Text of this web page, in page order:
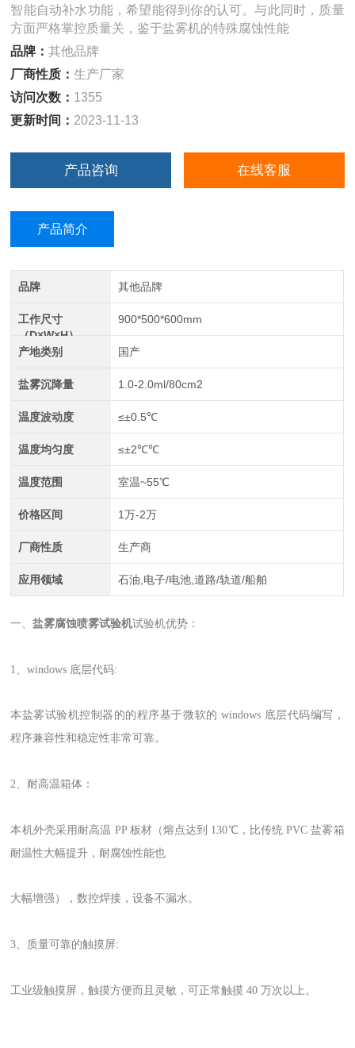
智能自动补水功能，希望能得到你的认可。与此同时，质量
方面严格掌控质量关，鉴于盐雾机的特殊腐蚀性能
品牌：其他品牌
厂商性质：生产厂家
访问次数： 1355
更新时间： 2023-11-13
产品咨询 在线客服
产品简介
品牌 其他品牌
工作尺寸
（D×W×H）
900*500*600mm
产地类别 国产
盐雾沉降量 1.0-2.0ml/80cm2
温度波动度 ≤±0.5℃
温度均匀度 ≤±2℃℃
温度范围 室温~55℃
价格区间 1万-2万
厂商性质 生产商
应用领域 石油,电子/电池,道路/轨道/船舶
一、盐雾腐蚀喷雾试验机试验机优势：
1、windows 底层代码:
本盐雾试验机控制器的的程序基于微软的 windows 底层代码编写，
程序兼容性和稳定性非常可靠。
2、耐高温箱体：
本机外壳采用耐高温 PP 板材（熔点达到 130℃，比传统 PVC 盐雾箱
耐温性大幅提升，耐腐蚀性能也
大幅增强），数控焊接，设备不漏水。
3、质量可靠的触摸屏:
工业级触摸屏，触摸方便而且灵敏，可正常触摸 40 万次以上。